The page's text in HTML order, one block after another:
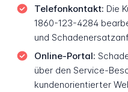
Telefonkontakt: Die
1860-123-4284
und
Online-Portal:
über den Service-
kundenorientierter